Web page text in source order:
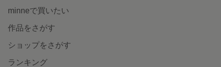
minneで買いたい
作品をさがす
ショップをさがす
ランキング